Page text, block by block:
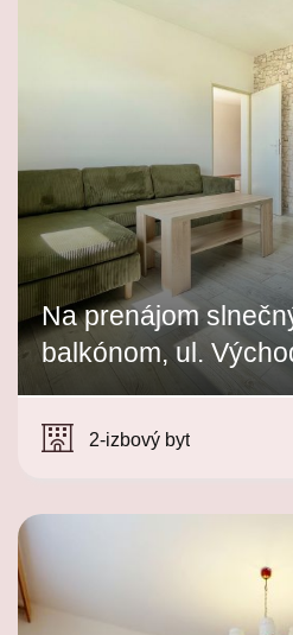
Na prenájom
balkónom, ul.
2-izbový byt